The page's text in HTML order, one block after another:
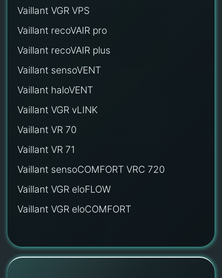
Vaillant VGR VPS
Vaillant recoVAIR pro
Vaillant recoVAIR plus
Vaillant sensoVENT
Vaillant haloVENT
Vaillant VGR vLINK
Vaillant VR 70
Vaillant VR 71
Vaillant sensoCOMFORT VRC 720
Vaillant VGR eloFLOW
Vaillant VGR eloCOMFORT